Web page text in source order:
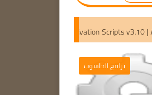
Microsoft Activation
برامج الحاسوب